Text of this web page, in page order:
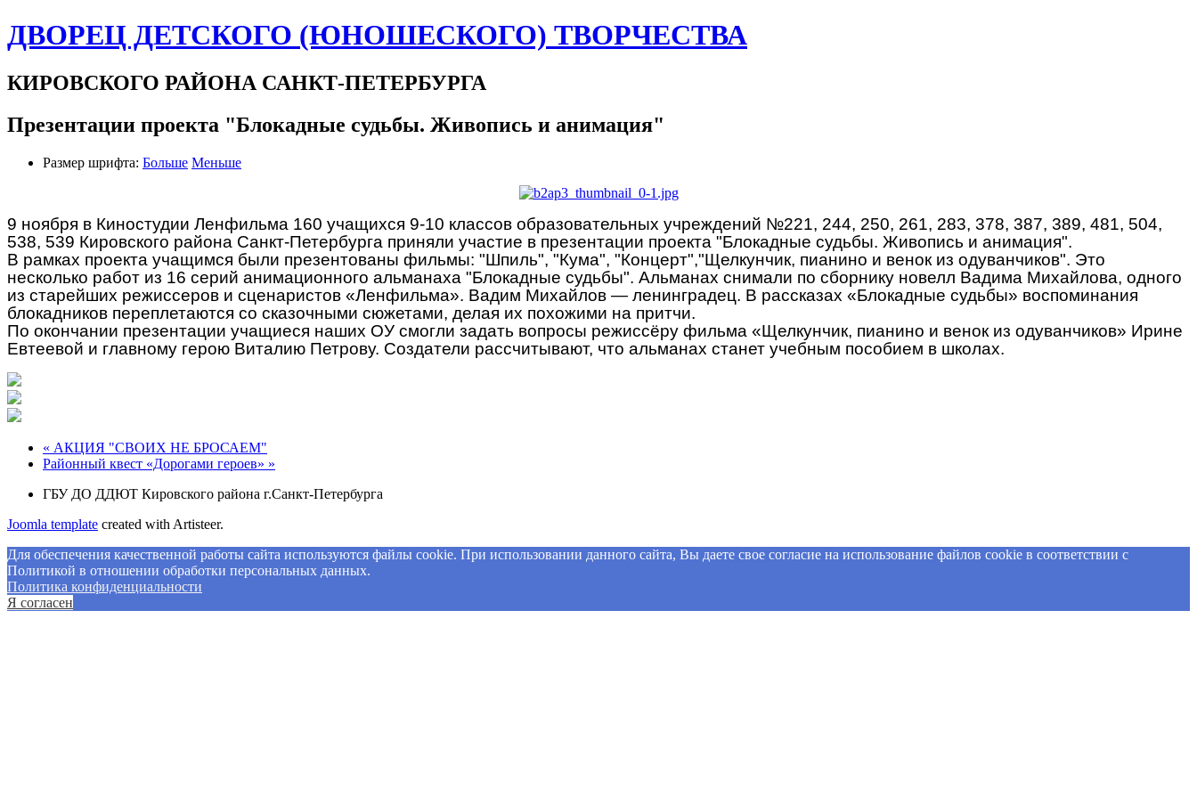
ДВОРЕЦ ДЕТСКОГО (ЮНОШЕСКОГО) ТВОРЧЕСТВА
КИРОВСКОГО РАЙОНА САНКТ-ПЕТЕРБУРГА
Презентации проекта "Блокадные судьбы. Живопись и анимация"
Размер шрифта: Больше Меньше
9 ноября в Киностудии Ленфильма 160 учащихся 9-10 классов образовательных учреждений №221, 244, 250, 261, 283, 378, 387, 389, 481, 504,
538, 539 Кировского района Санкт-Петербурга приняли участие в презентации проекта "Блокадные судьбы. Живопись и анимация".
В рамках проекта учащимся были презентованы фильмы: "Шпиль", "Кума", "Концерт","Щелкунчик, пианино и венок из одуванчиков". Это
несколько работ из 16 серий анимационного альманаха "Блокадные судьбы". Альманах снимали по сборнику новелл Вадима Михайлова, одного
из старейших режиссеров и сценаристов «Ленфильма». Вадим Михайлов — ленинградец. В рассказах «Блокадные судьбы» воспоминания
блокадников переплетаются со сказочными сюжетами, делая их похожими на притчи.
По окончании презентации учащиеся наших ОУ смогли задать вопросы режиссёру фильма «Щелкунчик, пианино и венок из одуванчиков» Ирине
Евтеевой и главному герою Виталию Петрову. Создатели рассчитывают, что альманах станет учебным пособием в школах.
« АКЦИЯ "СВОИХ НЕ БРОСАЕМ"
Районный квест «Дорогами героев» »
ГБУ ДО ДДЮТ Кировского района г.Санкт-Петербурга
Joomla template created with Artisteer.
Для обеспечения качественной работы сайта используются файлы cookie. При использовании данного сайта, Вы даете свое согласие на использование файлов cookie в соответствии с
Политикой в отношении обработки персональных данных.
Политикa конфиденциальности
Я согласен